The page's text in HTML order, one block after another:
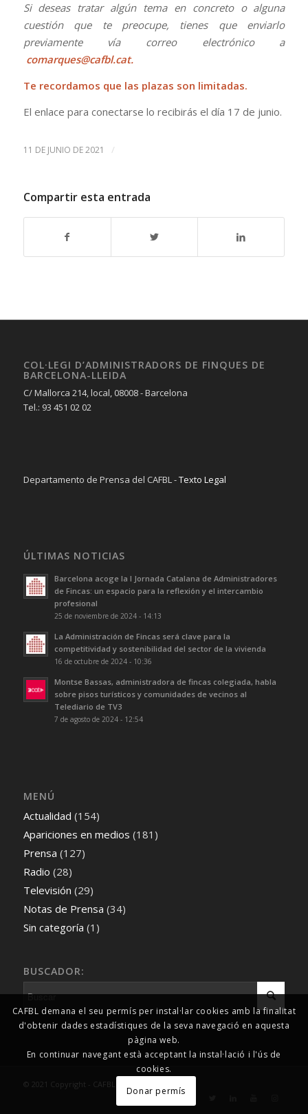
Si deseas tratar algún tema en concreto o alguna
cuestión que te preocupe, tienes que enviarlo
previamente vía correo electrónico a
comarques@cafbl.cat.
Te recordamos que las plazas son limitadas.
El enlace para conectarse lo recibirás el día 17 de junio.
11 DE JUNIO DE 2021 /
Compartir esta entrada
COL·LEGI D’ADMINISTRADORS DE FINQUES DE
BARCELONA-LLEIDA
C/ Mallorca 214, local, 08008 - Barcelona
Tel.: 93 451 02 02
Departamento de Prensa del CAFBL -Texto Legal
ÚLTIMAS NOTICIAS
Barcelona acoge la I Jornada Catalana de Administradores
de Fincas: un espacio para la reflexión y el intercambio
profesional
25 de noviembre de 2024 - 14:13
La Administración de Fincas será clave para la
competitividad y sostenibilidad del sector de la vivienda
16 de octubre de 2024 - 10:36
Montse Bassas, administradora de fincas colegiada, habla
sobre pisos turísticos y comunidades de vecinos al
Telediario de TV3
7 de agosto de 2024 - 12:54
MENÚ
Actualidad (154)
Apariciones en medios (181)
Prensa (127)
Radio (28)
Televisión (29)
Notas de Prensa (34)
Sin categoría (1)
BUSCADOR:
© 2021 Copyright - CAFBL Comunicació
CAFBL demana el seu permís per instal·lar cookies amb la finalitat
d'obtenir dades estadístiques de la seva navegació en aquesta
pàgina web.
En continuar navegant està acceptant la instal·lació i l'ús de
cookies.
Donar permís